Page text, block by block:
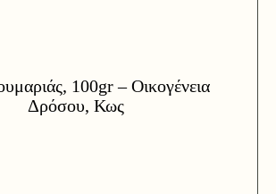
100gr – Οικογένεια
Δρόσου, Κως